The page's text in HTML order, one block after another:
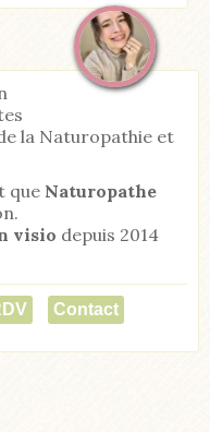
la Naturopathie et
que Naturopathe
visio depuis 2014
Contact